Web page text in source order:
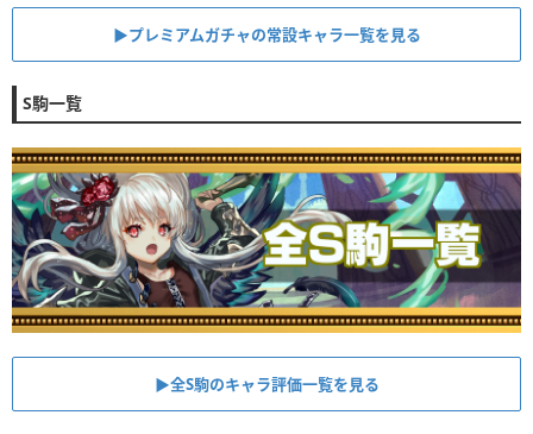
▶︎プレミアムガチャの常設キャラ一覧を見る
S駒一覧
▶︎全S駒のキャラ評価一覧を見る